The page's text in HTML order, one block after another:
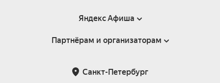
Яндекс Афиша
Справка
Подарочные сертификаты
Партнёрам и организаторам
Санкт-Петербург